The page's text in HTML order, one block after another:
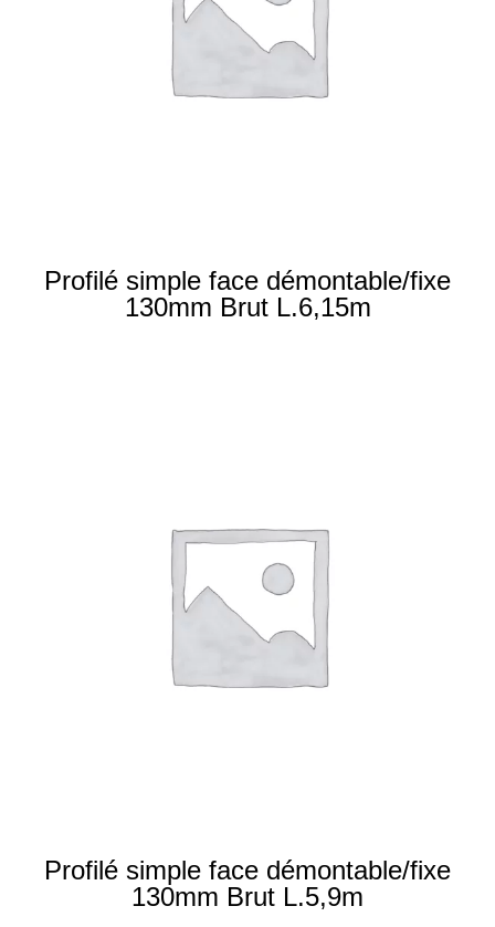
Profilé simple face démontable/fixe
130mm Brut L.6,15m
Profilé simple face démontable/fixe
130mm Brut L.5,9m